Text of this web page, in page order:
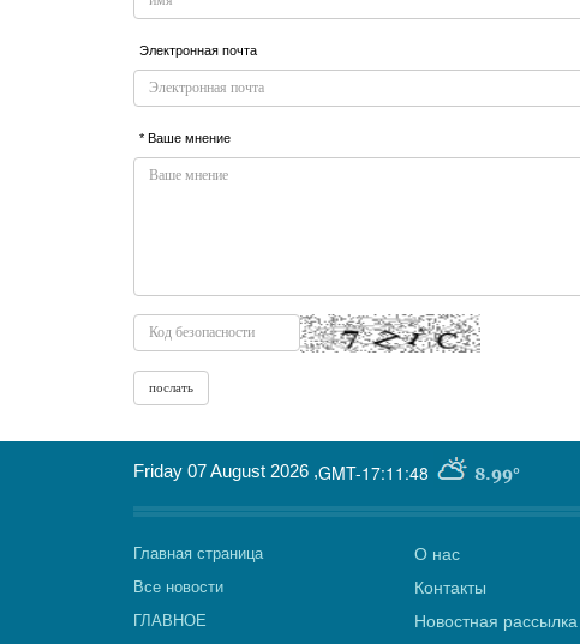
Электронная почта
* Ваше мнение
GMT-17:11:48 8.99°
Friday 07 August 2026 ,
Главная страница
Все новости
ГЛАВНОЕ
О нас
Контакты
Новостная рассылка